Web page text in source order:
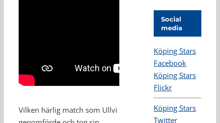
Vilken härlig match som Ullvi
Social
media
Köping Stars
Facebook
Köping Stars
Flickr
Köping Stars
Twitter